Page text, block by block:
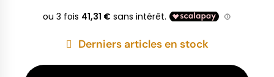
Derniers articles en stock